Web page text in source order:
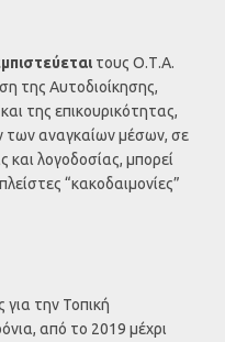
τους Ο.Τ.Α.
της Αυτοδιοίκησης,
της επικουρικότητας,
των αναγκαίων μέσων, σε
και λογοδοσίας, μπορεί
“κακοδαιμονίες”
την Τοπική
από το 2019 μέχρι